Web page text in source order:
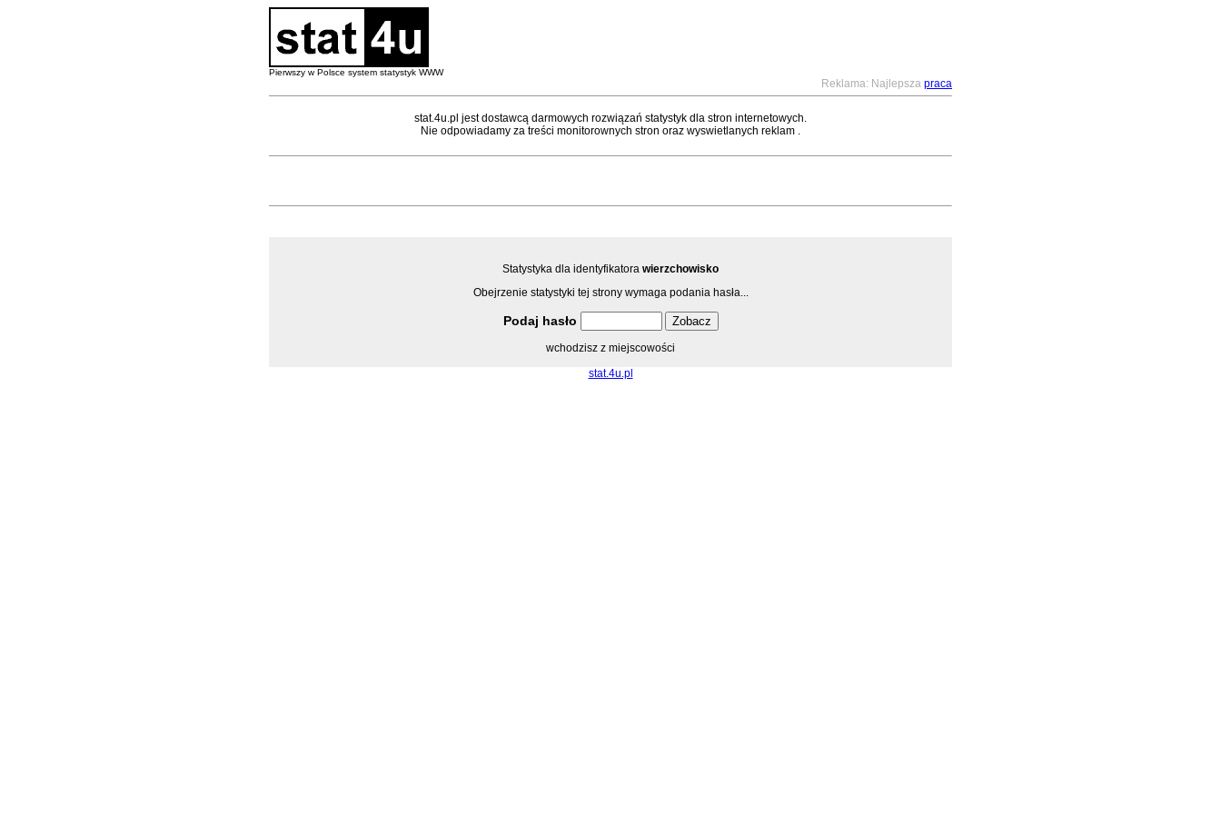
Pierwszy w Polsce system statystyk WWW
Reklama: Najlepsza praca
stat.4u.pl jest dostawcą darmowych rozwiązań statystyk dla stron internetowych.
Nie odpowiadamy za treści monitorownych stron oraz wyswietlanych reklam .
Statystyka dla identyfikatora wierzchowisko
Obejrzenie statystyki tej strony wymaga podania hasła...
Podaj hasło
wchodzisz z miejscowości
stat.4u.pl